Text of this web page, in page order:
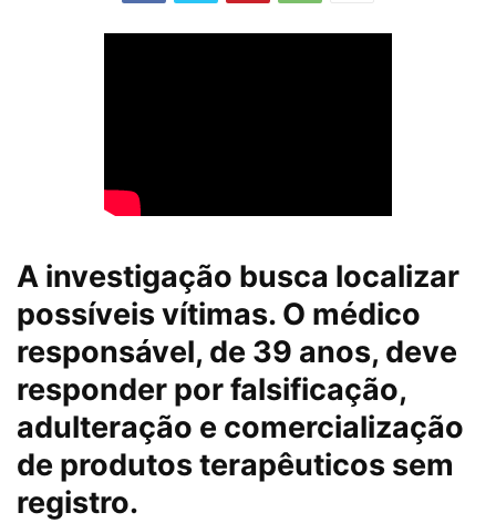
A investigação busca localizar
possíveis vítimas. O médico
responsável, de 39 anos, deve
responder por falsificação,
adulteração e comercialização
de produtos terapêuticos sem
registro.